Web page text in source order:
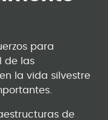
para
de las
la vida silvestre
de